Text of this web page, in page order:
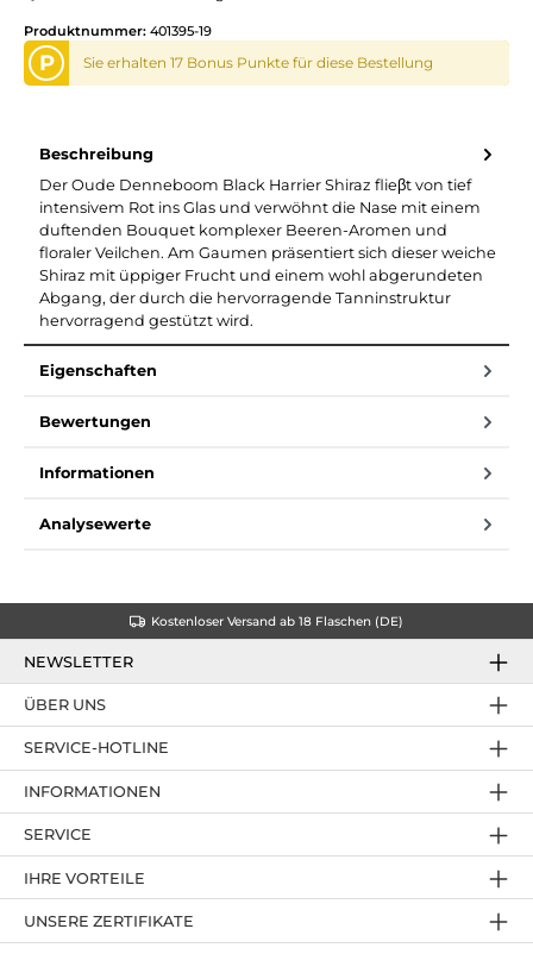
Produktnummer: 401395-19
P Sie erhalten 17 Bonus Punkte für diese Bestellung
Beschreibung
Der Oude Denneboom Black Harrier Shiraz flieβt von tief
intensivem Rot ins Glas und verwöhnt die Nase mit einem
duftenden Bouquet komplexer Beeren-Aromen und
floraler Veilchen. Am Gaumen präsentiert sich dieser weiche
Shiraz mit üppiger Frucht und einem wohl abgerundeten
Abgang, der durch die hervorragende Tanninstruktur
hervorragend gestützt wird.
Eigenschaften
Bewertungen
Informationen
Analysewerte
Kostenloser Versand ab 18 Flaschen (DE)
NEWSLETTER
SERVICE-HOTLINE
IHRE VORTEILE
ÜBER UNS
UNSERE ZERTIFIKATE
INFORMATIONEN
SERVICE